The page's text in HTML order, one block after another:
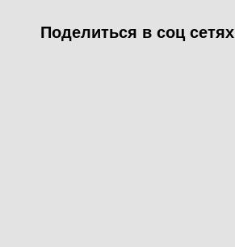
Поделиться в соц сетях